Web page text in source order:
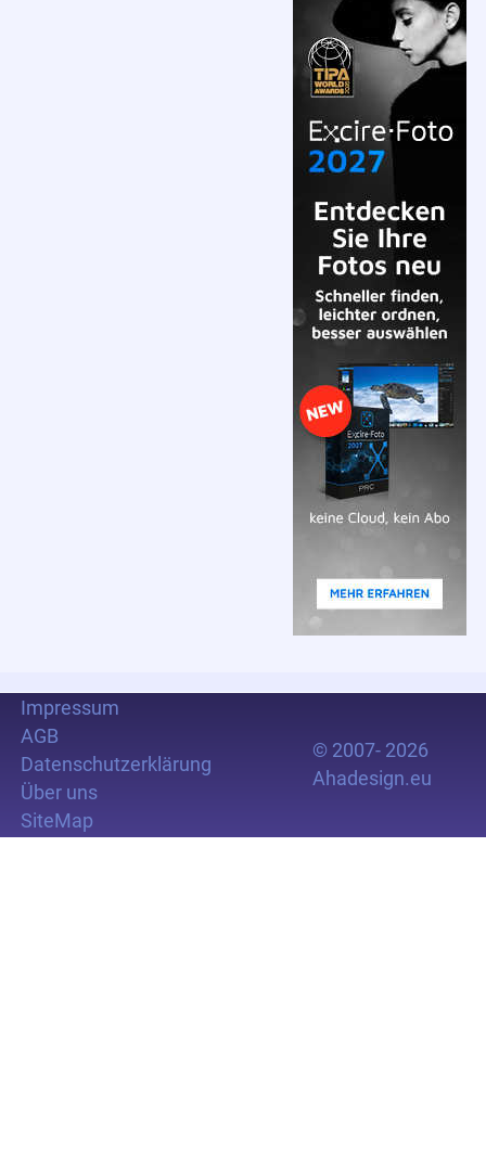
Impressum
AGB
Datenschutzerklärung
Über uns
SiteMap
© 2007- 2026
Ahadesign.eu